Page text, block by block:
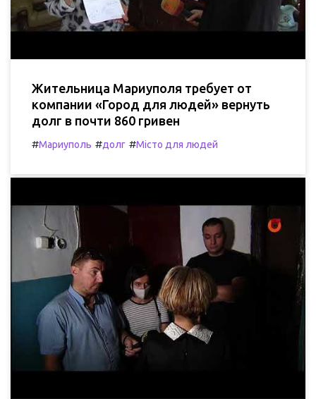
Жительница Мариуполя требует от
компании «Город для людей» вернуть
долг в почти 860 гривен
#Мариуполь #долг #Місто для людей